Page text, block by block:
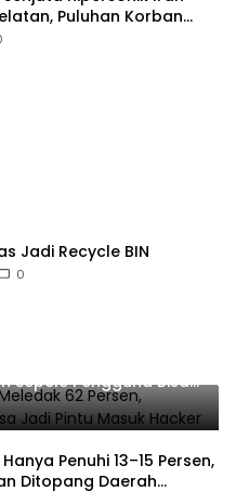
Puluhan Korban
dan Ratusan Terluka
Jadi Recycle BIN
0
Meledak 62
Sepele Pengguna Bisa
Penuhi 13–15 Persen,
Ditopang Daerah